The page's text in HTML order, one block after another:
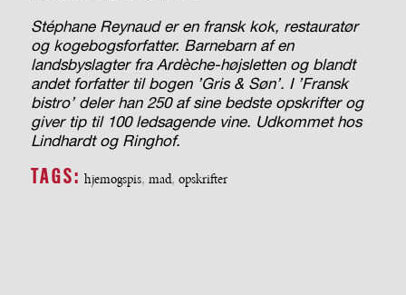
Stéphane Reynaud er en fransk kok, restauratør
og kogebogsforfatter. Barnebarn af en
landsbyslagter fra Ardèche-højsletten og blandt
andet forfatter til bogen ’Gris & Søn’. I ’Fransk
bistro’ deler han 250 af sine bedste opskrifter og
giver tip til 100 ledsagende vine. Udkommet hos
Lindhardt og Ringhof.
TAGS: hjemogspis, mad, opskrifter